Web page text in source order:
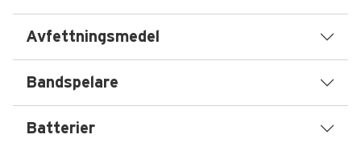
Avfettningsmedel
Bandspelare
Batterier